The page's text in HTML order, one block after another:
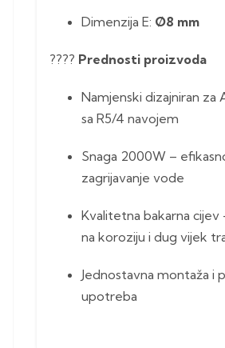
Dimenzija E: Ø8 mm
???? Prednosti proizvoda
Namjenski dizajniran za
sa R5/4 navojem
Snaga 2000W –
zagrijavanje vode
Kvalitetna bakarna
na koroziju i dug vijek
Jednostavna montaža i
upotreba